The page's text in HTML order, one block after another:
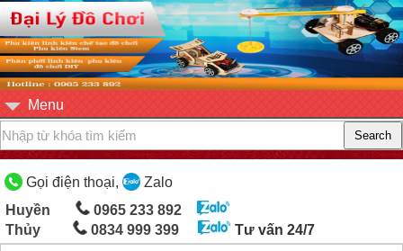
Menu
Gọi điện thoại,
Zalo
Huyền
0965 233 892
Thủy
0834 999 399 Tư vấn 24/7